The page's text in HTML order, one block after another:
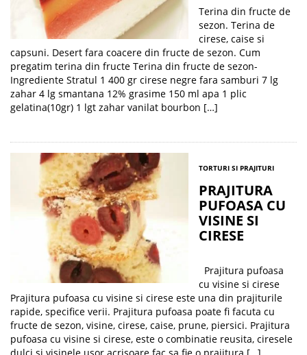
Terina din fructe de
sezon. Terina de
cirese, caise si
capsuni. Desert fara coacere din fructe de sezon. Cum
pregatim terina din fructe Terina din fructe de sezon-
Ingrediente Stratul 1 400 gr cirese negre fara samburi 7 lg
zahar 4 lg smantana 12% grasime 150 ml apa 1 plic
gelatina(10gr) 1 lgt zahar vanilat bourbon […]
TORTURI SI PRAJITURI
PRAJITURA
PUFOASA CU
VISINE SI
CIRESE
Prajitura pufoasa
cu visine si cirese
Prajitura pufoasa cu visine si cirese este una din prajiturile
rapide, specifice verii. Prajitura pufoasa poate fi facuta cu
fructe de sezon, visine, cirese, caise, prune, piersici. Prajitura
pufoasa cu visine si cirese, este o combinatie reusita, ciresele